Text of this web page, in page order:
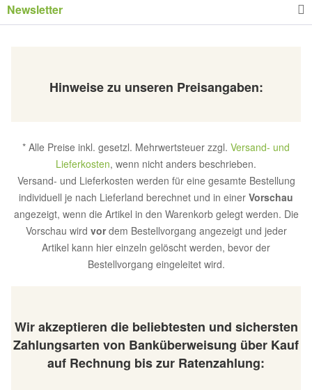
Newsletter
Hinweise zu unseren Preisangaben:
* Alle Preise inkl. gesetzl. Mehrwertsteuer zzgl. Versand- und
Lieferkosten, wenn nicht anders beschrieben.
Versand- und Lieferkosten werden für eine gesamte Bestellung
individuell je nach Lieferland berechnet und in einer Vorschau
angezeigt, wenn die Artikel in den Warenkorb gelegt werden. Die
Vorschau wird vordem Bestellvorgang angezeigt und jeder
Artikel kann hier einzeln gelöscht werden, bevor der
Bestellvorgang eingeleitet wird.
Wir akzeptieren die beliebtesten und sichersten
Zahlungsarten von Banküberweisung über Kauf
auf Rechnung bis zur Ratenzahlung: